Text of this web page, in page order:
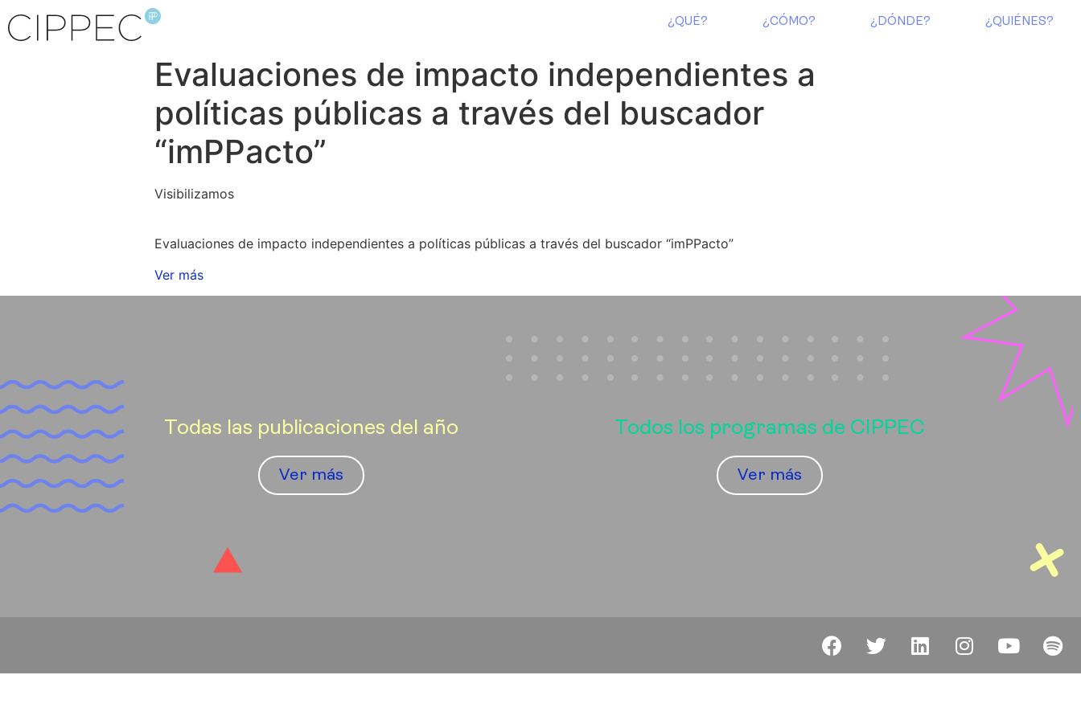
¿QUÉ? ¿CÓMO? ¿DÓNDE? ¿QUIÉNES?
Evaluaciones de impacto independientes a
políticas públicas a través del buscador
“imPPacto”
Visibilizamos
Evaluaciones de impacto independientes a políticas públicas a través del buscador “imPPacto”
Ver más
Todas las publicaciones del año
Ver más
Todos los programas de CIPPEC
Ver más